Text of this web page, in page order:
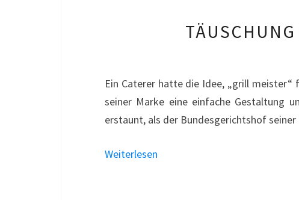
Ein Caterer hatte die Idee, „grill meister“
seiner Marke eine einfache Gestaltung
erstaunt, als der Bundesgerichtshof
Weiterlesen